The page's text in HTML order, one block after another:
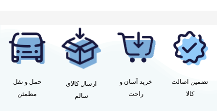
تضمین اصالت
کالا
خرید آسان و
راحت
ارسال کالای
سالم
حمل و نقل
مطمئن